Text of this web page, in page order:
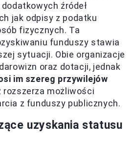
źródeł
jak odpisy z podatku
fizycznych. Ta
funduszy stawia
sytuacji. Obie organizacje
oraz dotacji, jednak
im szereg przywilejów
rozszerza możliwości
z funduszy publicznych.
uzyskania statusu